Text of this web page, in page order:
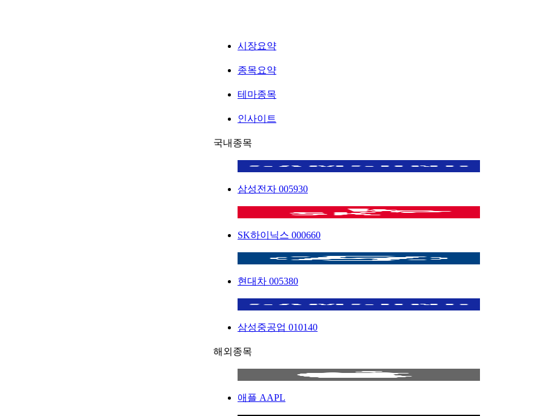
시장요약
종목요약
테마종목
인사이트
국내종목
삼성전자 005930
SK하이닉스 000660
현대차 005380
삼성중공업 010140
해외종목
애플 AAPL